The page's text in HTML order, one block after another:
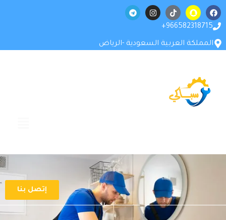
966582318715+
المملكة العربية السعودية -الرياض
إتصل بنا